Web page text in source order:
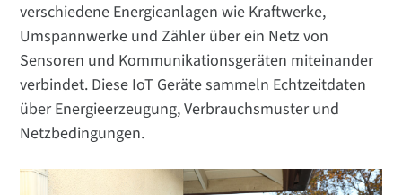
verschiedene Energieanlagen wie Kraftwerke,
Umspannwerke und Zähler über ein Netz von
Sensoren und Kommunikationsgeräten miteinander
verbindet. Diese IoT Geräte sammeln Echtzeitdaten
über Energieerzeugung, Verbrauchsmuster und
Netzbedingungen.